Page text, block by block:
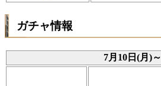
ガチャ情報
7月10日(月)～